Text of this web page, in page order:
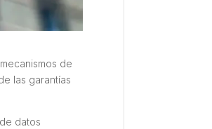
de
las garantías
datos